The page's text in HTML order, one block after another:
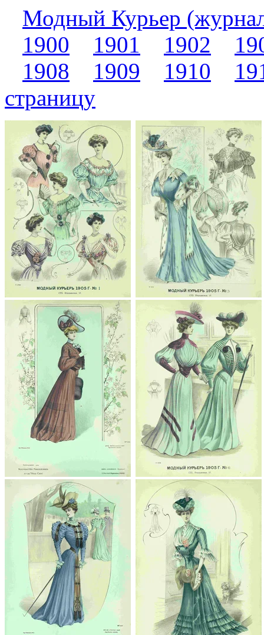
Модный Курьер
1900
1901 1902
1908
1909 1910
страницу